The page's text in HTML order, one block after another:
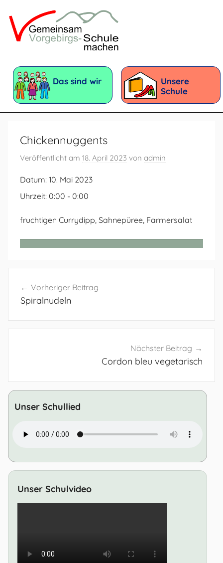
Inhalt
springen
Vorgebirgsschule
mit
dem
Förderschwerpunkt:
Das sind wir
Unsere
Schule
Chickennuggents
Veröffentlicht am 18. April 2023 von admin
Datum: 10. Mai 2023
Uhrzeit: 0:00 - 0:00
fruchtigen Currydipp, Sahnepüree, Farmersalat
Vorheriger Beitrag
Spiralnudeln
Nächster Beitrag
Cordon bleu vegetarisch
Unser Schullied
Unser Schulvideo